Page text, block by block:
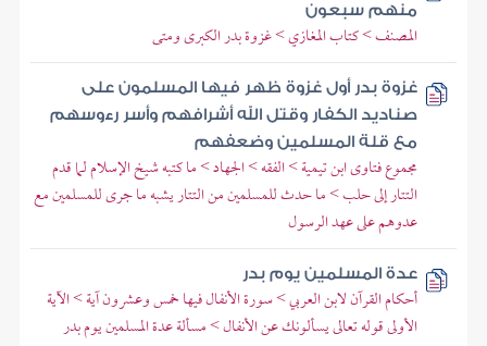
منهم سبعون
المصنف > كتاب المغازي > غزوة بدر الكبرى ومتى
غزوة بدر أول غزوة ظهر فيها المسلمون على
صناديد الكفار وقتل الله أشرافهم وأسر رءوسهم
مع قلة المسلمين وضعفهم
مجموع فتاوى ابن تيمية > الفقه > الجهاد > ما كتبه شيخ الإسلام لما قدم
التتار إلى حلب > ما حدث للمسلمين من التتار يشبه ما جرى للمسلمين مع
عدوهم على عهد الرسول
عدة المسلمين يوم بدر
أحكام القرآن لابن العربي > سورة الأنفال فيها خمس وعشرون آية > الآية
الأولى قوله تعالى يسألونك عن الأنفال > مسألة عدة المسلمين يوم بدر